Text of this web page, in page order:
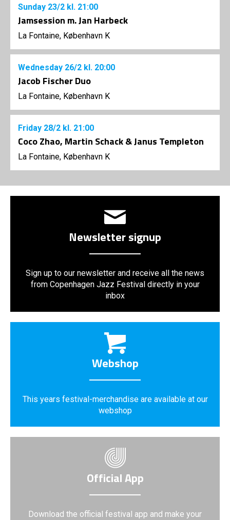
Sunday 23/2 kl. 21:00
Jamsession m. Jan Harbeck
La Fontaine, København K
Wednesday 26/2 kl. 20:00
Jacob Fischer Duo
La Fontaine, København K
Friday 28/2 kl. 21:00
Coco Zhao, Martin Schack & Janus Templeton
La Fontaine, København K
Newsletter signup
Sign up to our newsletter and receive all the news
from Copenhagen Jazz Festival directly in your
inbox
Webshop
This years festival-merchandise are available at our
webshop
Official App
Download the official festival app and make your